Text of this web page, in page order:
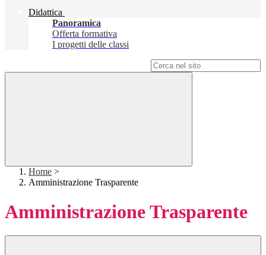
Didattica
Panoramica
Offerta formativa
I progetti delle classi
Home >
Amministrazione Trasparente
Amministrazione Trasparente